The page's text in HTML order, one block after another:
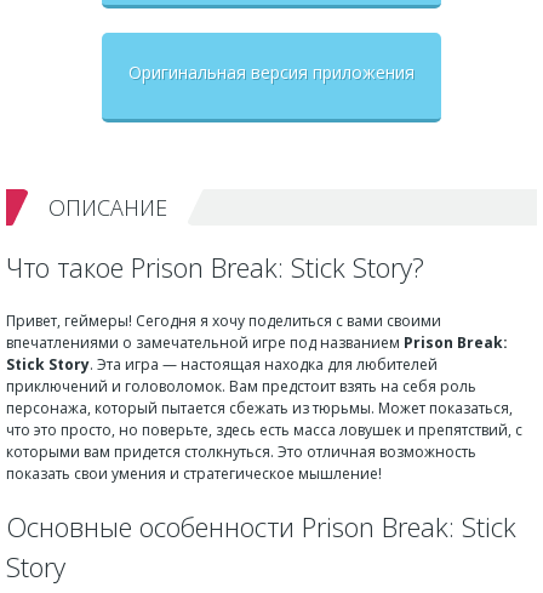
Оригинальная версия приложения
ОПИСАНИЕ
Что такое Prison Break: Stick Story?
Привет, геймеры! Сегодня я хочу поделиться с вами своими
впечатлениями о замечательной игре под названием Prison Break:
Stick Story. Эта игра — настоящая находка для любителей
приключений и головоломок. Вам предстоит взять на себя роль
персонажа, который пытается сбежать из тюрьмы. Может показаться,
что это просто, но поверьте, здесь есть масса ловушек и препятствий, с
которыми вам придется столкнуться. Это отличная возможность
показать свои умения и стратегическое мышление!
Основные особенности Prison Break: Stick
Story